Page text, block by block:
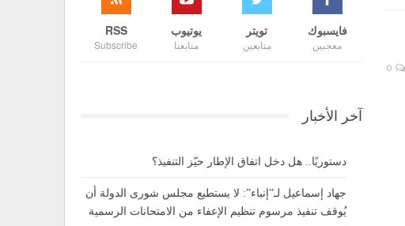
فايسبوك
معجبين
تويتر
متابعين
يوتيوب
متابعنا
RSS
Subscribe
آخر الأخبار
دستوريًا.. هل دخل اتفاق الإطار حيّز التنفيذ؟
جهاد إسماعيل لـ”إنباء”: لا يستطيع مجلس شورى الدولة أن
يُوقف تنفيذ مرسوم تنظيم الإعفاء من الامتحانات الرسمية